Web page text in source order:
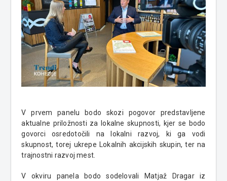
V prvem panelu bodo skozi pogovor predstavljene
aktualne priložnosti za lokalne skupnosti, kjer se bodo
govorci osredotočili na lokalni razvoj, ki ga vodi
skupnost, torej ukrepe Lokalnih akcijskih skupin, ter na
trajnostni razvoj mest.
V okviru panela bodo sodelovali Matjaž Dragar iz